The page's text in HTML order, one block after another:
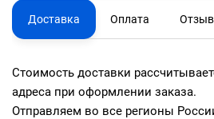
Доставка Оплата
Стоимость доставки
адреса при оформлении заказа.
Отправляем во все регионы